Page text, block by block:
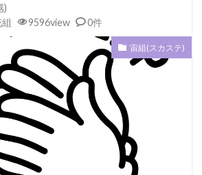
)
9596view 0件
宙組(スカステ)
かげきしょうじょ!!
検索